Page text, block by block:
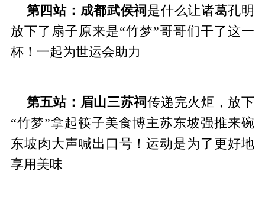
第四站：成都武侯祠是什么让诸葛孔明
放下了扇子原来是“竹梦”哥哥们干了这一
杯！一起为世运会助力
第五站：眉山三苏祠传递完火炬，放下
“竹梦”拿起筷子美食博主苏东坡强推来碗
东坡肉大声喊出口号！运动是为了更好地
享用美味